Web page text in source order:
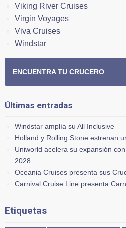
Viking River Cruises
Virgin Voyages
Viva Cruises
Windstar
ENCUENTRA TU CRUCERO
Últimas entradas
Windstar amplía su All Inclusive
Holland y Rolling Stone estrenan
Uniworld acelera su expansión
2028
Oceania Cruises presenta sus
Carnival Cruise Line presenta
Etiquetas